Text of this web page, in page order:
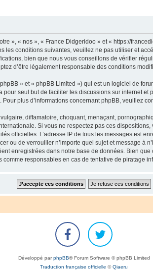
», « nos », « France Didgeridoo » et « https://
les conditions suivantes, veuillez ne pas utiliser et
bien que nous vous conseillons de vérifier
d’être légalement responsable des conditions
» et « phpBB Limited ») qui est un logiciel de
pour seul but de faciliter les discussions sur internet
plus d’informations concernant phpBB, veuillez
diffamatoire, choquant, menaçant,
Si vous ne respectez pas ces
officielles. L’adresse IP de tous les messages est
ou de verrouiller n’importe quel sujet et message à
enregistrées dans notre base de données. Bien
responsables en cas de tentative de piratage
Développé parphpBB® Forum Software © phpBB Limited
Traduction française officielle ©Qiaeru